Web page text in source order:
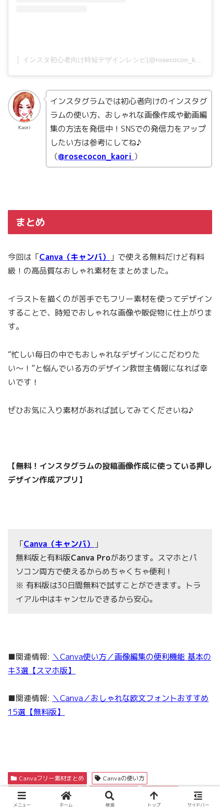
│ インスタ初心者向け時短デザインレシピ(@rosecocon_kaori)がシェアした投稿
Kaori
インスタグラムでは初心者向けのインスタグ
ラムの使い方、おしゃれな画像作成や動画編
集の方法を発信中！SNSでの発信力をアップ
したい方は参考にしてね♪
（@rosecocon_kaori ）
まとめ
今回は「Canva（キャンバ）
」で使える無料だけど有料
級！の高品質なおしゃれ素材をまとめました。
イラストを描くのが苦手でもフリー素材を使ってデザイン
することで、時短でおしゃれな画像や販促物に仕上がりま
す。
“忙しい毎日の中でもおしゃれなデザインにこだわりた
い〜！”と悩んでいる方のデザイン救世主情報になれば幸
いです！
ぜひお気に入り素材があれば試してみてくださいね♪
【無料！インスタグラムの投稿画像作成に使っている押し
デザイン作成アプリ】
「Canva（キャンバ）
」
無料版と有料版Canva Proがあります。スマホとパ
ソコン両方で使えるからめちゃくちゃ便利！
※ 有料版は30日間無料で試すことができます。トラ
イアル中はキャンセルできるから安心。
■関連情報: ＼Canva使い方／画像編集の便利機能 基本の
キ3選【スマホ版】
■関連情報: ＼Canva／おしゃれな欧文フォントおすすめ
15選【無料版】
Canvaフリー素材まとめ
Canvaの使い方
Canvaフリー素材まとめ
Canva初心者 画像編集
メニュー ホーム 検索 トップ サイドバー